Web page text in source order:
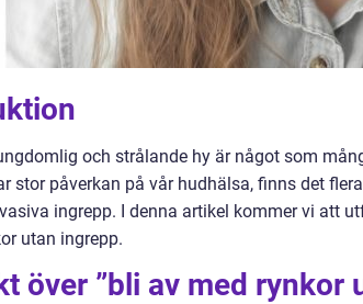
och strålande hy är något som
stor påverkan på vår hudhälsa, finns det
ingrepp. I denna artikel kommer vi att
utan ingrepp.
över ”bli av med rynkor